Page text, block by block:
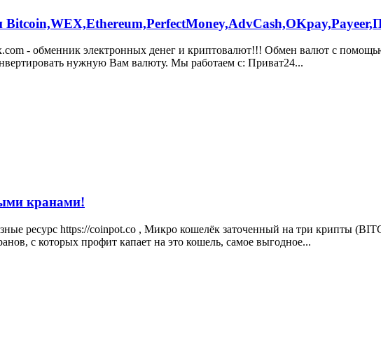
- обменник электронных денег и криптовалют!!! Обмен валют с
нужную Вам валюту. Мы работаем с: Приват24...
кранами!
ресурс https://coinpot.co , Микро кошелёк заточенный на три крипты
с которых профит капает на это кошель, самое выгодное...